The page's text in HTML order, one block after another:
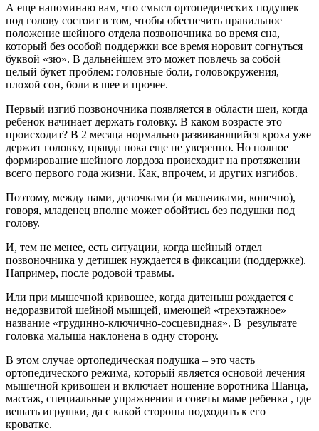
А еще напоминаю вам, что смысл ортопедических подушек
под голову состоит в том, чтобы обеспечить правильное
положение шейного отдела позвоночника во время сна,
который без особой поддержки все время норовит согнуться
буквой «зю». В дальнейшем это может повлечь за собой
целый букет проблем: головные боли, головокружения,
плохой сон, боли в шее и прочее.
Первый изгиб позвоночника появляется в области шеи, когда
ребенок начинает держать головку. В каком возрасте это
происходит? В 2 месяца нормально развивающийся кроха уже
держит головку, правда пока еще не уверенно. Но полное
формирование шейного лордоза происходит на протяжении
всего первого года жизни. Как, впрочем, и других изгибов.
Поэтому, между нами, девочками (и мальчиками, конечно),
говоря, младенец вполне может обойтись без подушки под
голову.
И, тем не менее, есть ситуации, когда шейный отдел
позвоночника у детишек нуждается в фиксации (поддержке).
Например, после родовой травмы.
Или при мышечной кривошее, когда дитеныш рождается с
недоразвитой шейной мышцей, имеющей «трехэтажное»
название «грудинно-ключично-сосцевидная». В результате
головка малыша наклонена в одну сторону.
В этом случае ортопедическая подушка – это часть
ортопедического режима, который является основой лечения
мышечной кривошеи и включает ношение воротника Шанца,
массаж, специальные упражнения и советы маме ребенка , где
вешать игрушки, да с какой стороны подходить к его
кроватке.